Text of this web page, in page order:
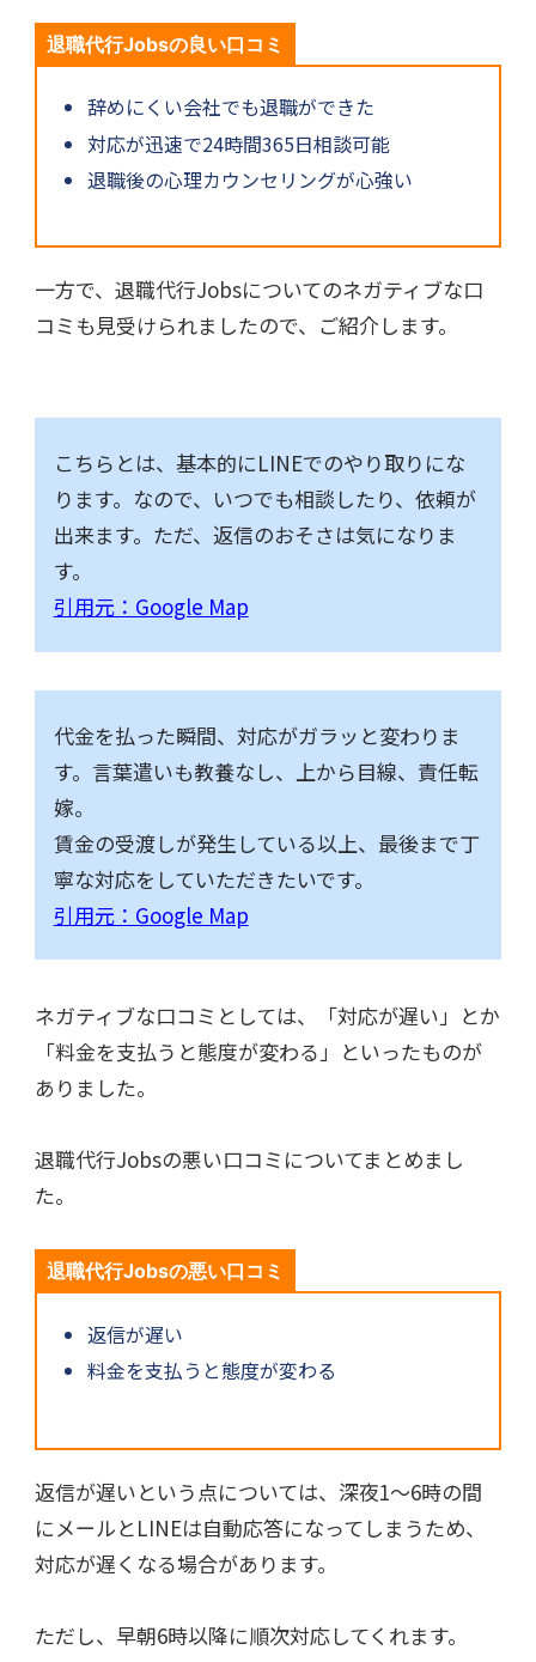
退職代行Jobsの良い口コミ
辞めにくい会社でも退職ができた
対応が迅速で24時間365日相談可能
退職後の心理カウンセリングが心強い
一方で、退職代行Jobsについてのネガティブな口
コミも見受けられましたので、ご紹介します。
こちらとは、基本的にLINEでのやり取りにな
ります。なので、いつでも相談したり、依頼が
出来ます。ただ、返信のおそさは気になりま
す。
引用元：Google Map
代金を払った瞬間、対応がガラッと変わりま
す。言葉遣いも教養なし、上から目線、責任転
嫁。
賃金の受渡しが発生している以上、最後まで丁
寧な対応をしていただきたいです。
引用元：Google Map
ネガティブな口コミとしては、「対応が遅い」とか
「料金を支払うと態度が変わる」といったものが
ありました。
退職代行Jobsの悪い口コミについてまとめまし
た。
退職代行Jobsの悪い口コミ
返信が遅い
料金を支払うと態度が変わる
返信が遅いという点については、深夜1～6時の間
にメールとLINEは自動応答になってしまうため、
対応が遅くなる場合があります。
ただし、早朝6時以降に順次対応してくれます。